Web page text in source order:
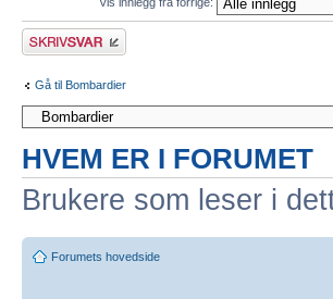
Vis innlegg fra forrige:
Skriv et svar
Gå til Bombardier
HVEM ER I FORUMET
Brukere som leser i
Forumets hovedside